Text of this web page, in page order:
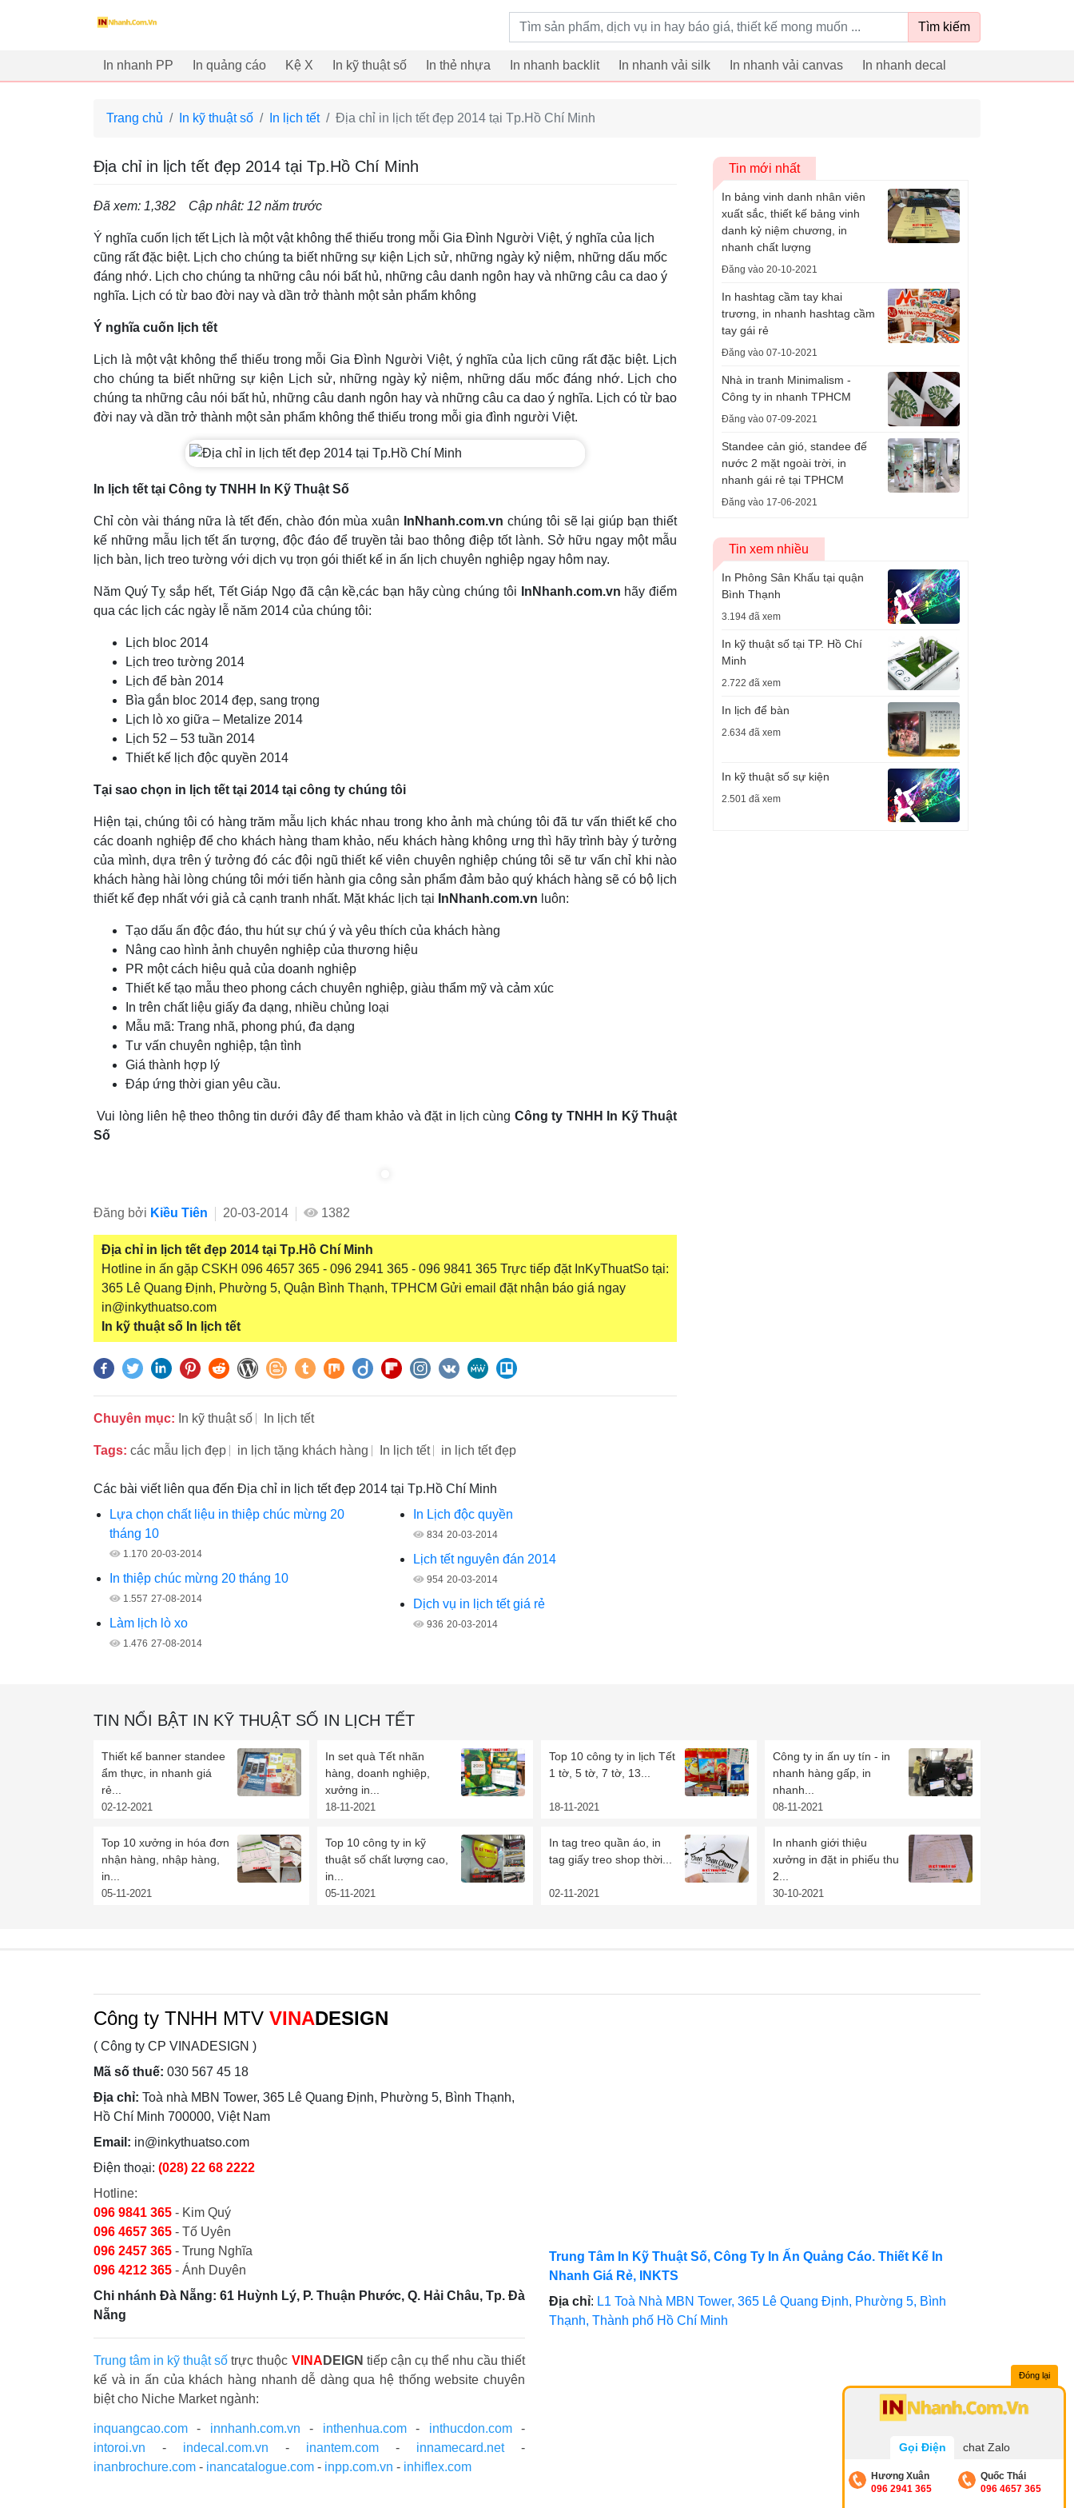
innhanh.com.vn Từ khoá tìm kiếm Tìm kiếm
In nhanh PP In quảng cáo Kệ X In kỹ thuật số In thẻ nhựa In nhanh backlit In nhanh vải silk In nhanh vải canvas In nhanh decal
Trang chủ In kỹ thuật số In lịch tết Địa chỉ in lịch tết đẹp 2014 tại Tp.Hồ Chí Minh
Địa chỉ in lịch tết đẹp 2014 tại Tp.Hồ Chí Minh
Đã xem: 1,382 Cập nhât: 12 năm trước
Ý nghĩa cuốn lịch tết Lịch là một vật không thể thiếu trong mỗi Gia Đình Người Việt, ý nghĩa của lịch
cũng rất đặc biệt. Lịch cho chúng ta biết những sự kiện Lịch sử, những ngày kỷ niệm, những dấu mốc
đáng nhớ. Lịch cho chúng ta những câu nói bất hủ, những câu danh ngôn hay và những câu ca dao ý
nghĩa. Lịch có từ bao đời nay và dần trở thành một sản phẩm không
Ý nghĩa cuốn lịch tết
Lịch là một vật không thể thiếu trong mỗi Gia Đình Người Việt, ý nghĩa của lịch cũng rất đặc biệt. Lịch
cho chúng ta biết những sự kiện Lịch sử, những ngày kỷ niệm, những dấu mốc đáng nhớ. Lịch cho
chúng ta những câu nói bất hủ, những câu danh ngôn hay và những câu ca dao ý nghĩa. Lịch có từ bao
đời nay và dần trở thành một sản phẩm không thể thiếu trong mỗi gia đình người Việt.
In lịch tết tại Công ty TNHH In Kỹ Thuật Số
Chỉ còn vài tháng nữa là tết đến, chào đón mùa xuân InNhanh.com.vn chúng tôi sẽ lại giúp bạn thiết
kế những mẫu lịch tết ấn tượng, độc đáo để truyền tải bao thông điệp tốt lành. Sở hữu ngay một mẫu
lịch bàn, lịch treo tường với dịch vụ trọn gói thiết kế in ấn lịch chuyên nghiệp ngay hôm nay.
Năm Quý Tỵ sắp hết, Tết Giáp Ngọ đã cận kề,các bạn hãy cùng chúng tôi InNhanh.com.vn hãy điểm
qua các lịch các ngày lễ năm 2014 của chúng tôi:
Lịch bloc 2014
Lịch treo tường 2014
Lịch để bàn 2014
Bìa gắn bloc 2014 đẹp, sang trọng
Lịch lò xo giữa – Metalize 2014
Lịch 52 – 53 tuần 2014
Thiết kế lịch độc quyền 2014
Tại sao chọn in lịch tết tại 2014 tại công ty chúng tôi
Hiện tại, chúng tôi có hàng trăm mẫu lịch khác nhau trong kho ảnh mà chúng tôi đã tư vấn thiết kế cho
các doanh nghiệp để cho khách hàng tham khảo, nếu khách hàng không ưng thì hãy trình bày ý tưởng
của mình, dựa trên ý tưởng đó các đội ngũ thiết kế viên chuyên nghiệp chúng tôi sẽ tư vấn chỉ khi nào
khách hàng hài lòng chúng tôi mới tiến hành gia công sản phẩm đảm bảo quý khách hàng sẽ có bộ lịch
thiết kế đẹp nhất với giả cả cạnh tranh nhất. Mặt khác lịch tại InNhanh.com.vn luôn:
Tạo dấu ấn độc đáo, thu hút sự chú ý và yêu thích của khách hàng
Nâng cao hình ảnh chuyên nghiệp của thương hiệu
PR một cách hiệu quả của doanh nghiệp
Thiết kế tạo mẫu theo phong cách chuyên nghiệp, giàu thẩm mỹ và cảm xúc
In trên chất liệu giấy đa dạng, nhiều chủng loại
Mẫu mã: Trang nhã, phong phú, đa dạng
Tư vấn chuyên nghiệp, tận tình
Giá thành hợp lý
Đáp ứng thời gian yêu cầu.
Vui lòng liên hệ theo thông tin dưới đây để tham khảo và đặt in lịch cùng Công ty TNHH In Kỹ Thuật
Số
Đăng bởi Kiều Tiên 20-03-2014 1382
Địa chỉ in lịch tết đẹp 2014 tại Tp.Hồ Chí Minh
Hotline in ấn gặp CSKH 096 4657 365 - 096 2941 365 - 096 9841 365 Trực tiếp đặt InKyThuatSo tại:
365 Lê Quang Định, Phường 5, Quận Bình Thạnh, TPHCM Gửi email đặt nhận báo giá ngay
in@inkythuatso.com
In kỹ thuật số In lịch tết
Chuyên mục: In kỹ thuật số In lịch tết
Tags: các mẫu lịch đẹp in lịch tặng khách hàng In lịch tết in lịch tết đẹp
Các bài viết liên qua đến Địa chỉ in lịch tết đẹp 2014 tại Tp.Hồ Chí Minh
Lựa chọn chất liệu in thiệp chúc mừng 20
tháng 10
1.170 20-03-2014
In thiệp chúc mừng 20 tháng 10
1.557 27-08-2014
Làm lịch lò xo
1.476 27-08-2014
In Lịch độc quyền
834 20-03-2014
Lịch tết nguyên đán 2014
954 20-03-2014
Dịch vụ in lịch tết giá rẻ
936 20-03-2014
Tin mới nhất
In bảng vinh danh nhân viên
xuất sắc, thiết kế bảng vinh
danh kỷ niệm chương, in
nhanh chất lượng
Đăng vào 20-10-2021
In hashtag cầm tay khai
trương, in nhanh hashtag cầm
tay gái rẻ
Đăng vào 07-10-2021
Nhà in tranh Minimalism -
Công ty in nhanh TPHCM
Đăng vào 07-09-2021
Standee cản gió, standee đế
nước 2 mặt ngoài trời, in
nhanh gái rẻ tại TPHCM
Đăng vào 17-06-2021
Tin xem nhiều
In Phông Sân Khấu tại quận
Bình Thạnh
3.194 đã xem
In kỹ thuật số tại TP. Hồ Chí
Minh
2.722 đã xem
In lịch để bàn
2.634 đã xem
In kỹ thuật số sự kiện
2.501 đã xem
TIN NỔI BẬT IN KỸ THUẬT SỐ IN LỊCH TẾT
Thiết kế banner standee
ẩm thực, in nhanh giá
rẻ...
02-12-2021
In set quà Tết nhãn
hàng, doanh nghiệp,
xưởng in...
18-11-2021
Top 10 công ty in lịch Tết
1 tờ, 5 tờ, 7 tờ, 13...
18-11-2021
Công ty in ấn uy tín - in
nhanh hàng gấp, in
nhanh...
08-11-2021
Top 10 xưởng in hóa đơn
nhận hàng, nhập hàng,
in...
05-11-2021
Top 10 công ty in kỹ
thuật số chất lượng cao,
in...
05-11-2021
In tag treo quần áo, in
tag giấy treo shop thời...
02-11-2021
In nhanh giới thiệu
xưởng in đặt in phiếu thu
2...
30-10-2021
Công ty TNHH MTV VINADESIGN
( Công ty CP VINADESIGN )
Mã số thuế: 030 567 45 18
Địa chỉ: Toà nhà MBN Tower, 365 Lê Quang Định, Phường 5, Bình Thạnh,
Hồ Chí Minh 700000, Việt Nam
Email: in@inkythuatso.com
Điện thoại: (028) 22 68 2222
Hotline:
096 9841 365 - Kim Quý
096 4657 365 - Tố Uyên
096 2457 365 - Trung Nghĩa
096 4212 365 - Ánh Duyên
Chi nhánh Đà Nẵng: 61 Huỳnh Lý, P. Thuận Phước, Q. Hải Châu, Tp. Đà
Nẵng
Trung tâm in kỹ thuật số trực thuộc VINA DEIGN tiếp cận cụ thể nhu cầu thiết
kế và in ấn của khách hàng nhanh dễ dàng qua hệ thống website chuyên
biệt cho Niche Market ngành:
inquangcao.com - innhanh.com.vn - inthenhua.com- inthucdon.com-
intoroi.vn - indecal.com.vn - inantem.com - innamecard.net-
inanbrochure.com - inancatalogue.com - inpp.com.vn - inhiflex.com
Trung Tâm In Kỹ Thuật Số, Công Ty In Ấn Quảng Cáo. Thiết Kế In
Nhanh Giá Rẻ, INKTS
Địa chỉ: L1 Toà Nhà MBN Tower, 365 Lê Quang Định, Phường 5, Bình
Thạnh, Thành phố Hồ Chí Minh
Đóng lại
Gọi Điện chat Zalo
Hương Xuân
096 2941 365
Quốc Thái
096 4657 365